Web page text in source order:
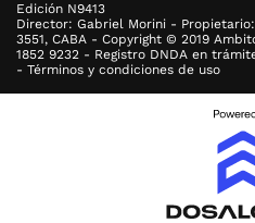
Edición N9413
Director: Gabriel Morini -
3551, CABA - Copyright © 2019
1852 9232 - Registro DNDA en
- Términos y condiciones de uso